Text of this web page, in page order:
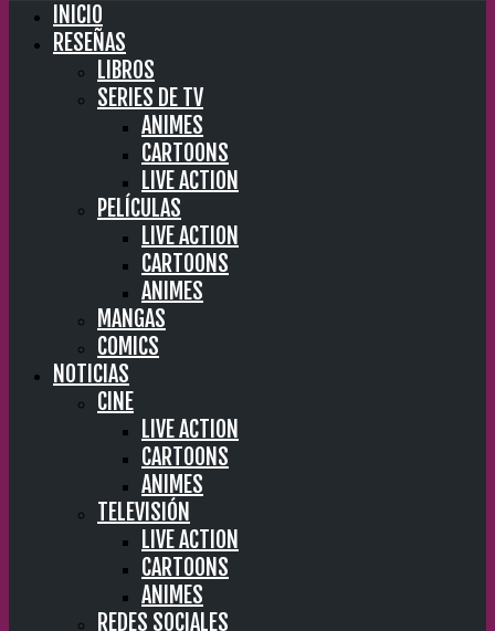
INICIO
RESEÑAS
LIBROS
SERIES DE TV
ANIMES
CARTOONS
LIVE ACTION
PELÍCULAS
LIVE ACTION
CARTOONS
ANIMES
MANGAS
COMICS
NOTICIAS
CINE
LIVE ACTION
CARTOONS
ANIMES
TELEVISIÓN
LIVE ACTION
CARTOONS
ANIMES
REDES SOCIALES